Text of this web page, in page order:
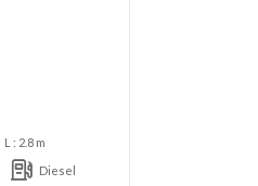
L : 2.8 m
Diesel